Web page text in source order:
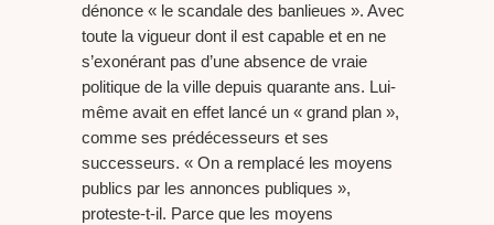
dénonce « le scandale des banlieues ». Avec
toute la vigueur dont il est capable et en ne
s’exonérant pas d’une absence de vraie
politique de la ville depuis quarante ans. Lui-
même avait en effet lancé un « grand plan »,
comme ses prédécesseurs et ses
successeurs. « On a remplacé les moyens
publics par les annonces publiques »,
proteste-t-il. Parce que les moyens